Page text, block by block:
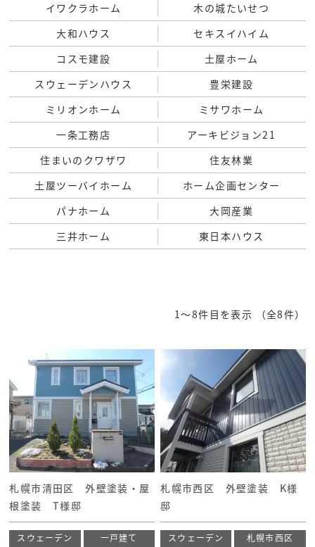
イワクラホーム
木の城たいせつ
大和ハウス
セキスイハイム
コスモ建設
土屋ホーム
スウェーデンハウス
豊栄建設
ミリオンホーム
ミサワホーム
一条工務店
アーキビジョン21
住まいのクワザワ
住友林業
土屋ツーバイホーム
ホーム企画センター
パナホーム
大岡産業
三井ホーム
東日本ハウス
1〜8件目を表示 （全8件）
札幌市清田区 外壁塗装・屋
根塗装 T様邸
スウェーデン
一戸建て
札幌市西区 外壁塗装 K様
邸
スウェーデン
札幌市西区